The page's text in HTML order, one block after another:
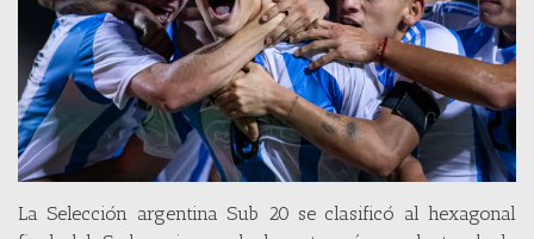
La Selección argentina Sub 20 se clasificó al hexagonal